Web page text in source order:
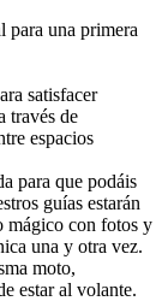
para una primera
satisfacer
través de
espacios
para que podáis
guías estarán
mágico con fotos y
una y otra vez.
moto,
estar al volante.